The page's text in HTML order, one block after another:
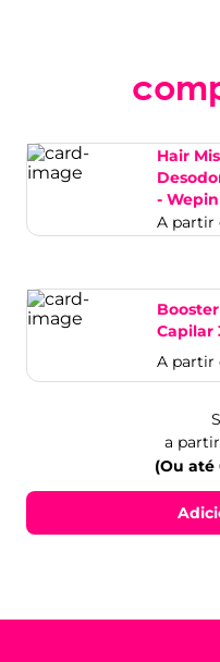
Hair
-
A partir
Capilar
A partir
a
(Ou até